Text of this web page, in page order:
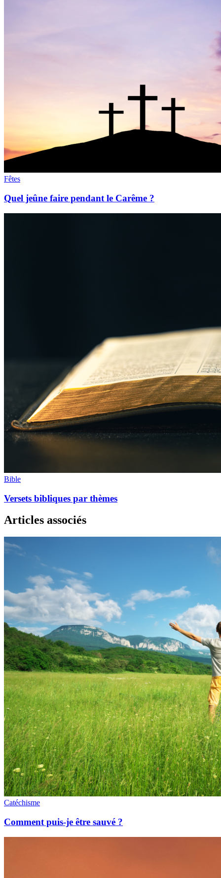
Fêtes
Quel jeûne faire pendant le Carême ?
Bible
Versets bibliques par thèmes
Articles associés
Catéchisme
Comment puis-je être sauvé ?